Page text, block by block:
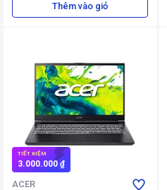
Thêm vào giỏ
TIẾT KIỆM
3.000.000 ₫
ACER